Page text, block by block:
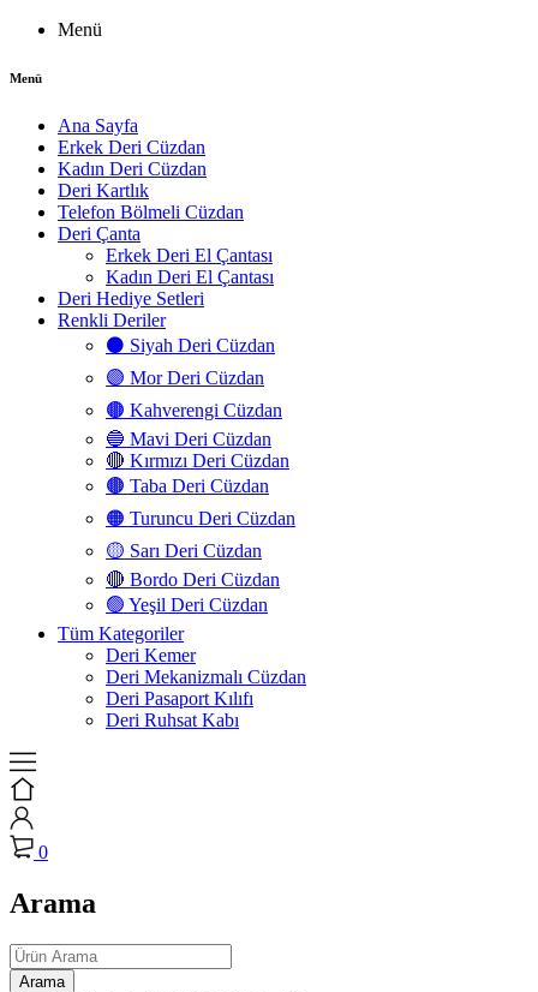
Menü
Menü
Ana Sayfa
Erkek Deri Cüzdan
Kadın Deri Cüzdan
Deri Kartlık
Telefon Bölmeli Cüzdan
Deri Çanta
Erkek Deri El Çantası
Kadın Deri El Çantası
Deri Hediye Setleri
Renkli Deriler
⚫ Siyah Deri Cüzdan
🟣 Mor Deri Cüzdan
🟤 Kahverengi Cüzdan
🔵 Mavi Deri Cüzdan
🔴 Kırmızı Deri Cüzdan
🟤 Taba Deri Cüzdan
🟠 Turuncu Deri Cüzdan
🟡 Sarı Deri Cüzdan
🔴 Bordo Deri Cüzdan
🟢 Yeşil Deri Cüzdan
Tüm Kategoriler
Deri Kemer
Deri Mekanizmalı Cüzdan
Deri Pasaport Kılıfı
Deri Ruhsat Kabı
0
Arama